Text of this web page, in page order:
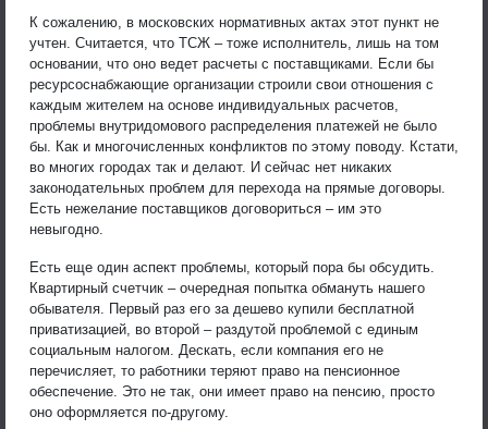
К сожалению, в московских нормативных актах этот пункт не
учтен. Считается, что ТСЖ – тоже исполнитель, лишь на том
основании, что оно ведет расчеты с поставщиками. Если бы
ресурсоснабжающие организации строили свои отношения с
каждым жителем на основе индивидуальных расчетов,
проблемы внутридомового распределения платежей не было
бы. Как и многочисленных конфликтов по этому поводу. Кстати,
во многих городах так и делают. И сейчас нет никаких
законодательных проблем для перехода на прямые договоры.
Есть нежелание поставщиков договориться – им это
невыгодно.
Есть еще один аспект проблемы, который пора бы обсудить.
Квартирный счетчик – очередная попытка обмануть нашего
обывателя. Первый раз его за дешево купили бесплатной
приватизацией, во второй – раздутой проблемой с единым
социальным налогом. Дескать, если компания его не
перечисляет, то работники теряют право на пенсионное
обеспечение. Это не так, они имеет право на пенсию, просто
оно оформляется по-другому.